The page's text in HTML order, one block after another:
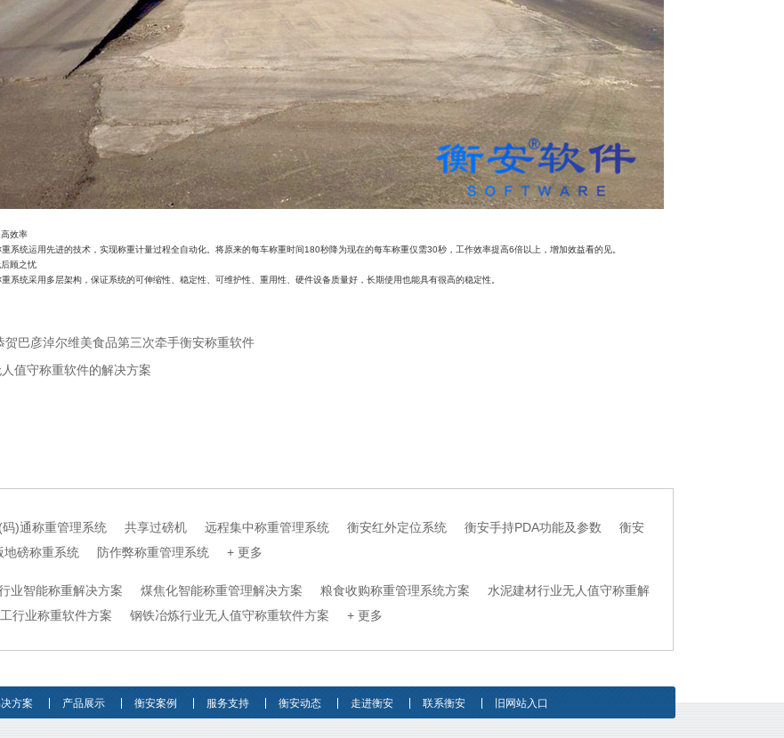
效率
系统运用先进的技术，实现称重计量过程全自动化。将原来的每车称重时间180秒降为现在的每车称重仅需30秒，工作效率提高6倍以上，增加效益看的见。
顾之忧
系统采用多层架构，保证系统的可伸缩性、稳定性、可维护性、重用性、硬件设备质量好，长期使用也能具有很高的稳定性。
贺巴彦淖尔维美食品第三次牵手衡安称重软件
值守称重软件的解决方案
)通称重管理系统 共享过磅机 远程集中称重管理系统 衡安红外定位系统 衡安手持PDA功能及参数
衡安
地磅称重系统 防作弊称重管理系统 + 更多
业智能称重解决方案 煤焦化智能称重管理解决方案 粮食收购称重管理系统方案
水泥建材行业无人值守称重解
行业称重软件方案 钢铁冶炼行业无人值守称重软件方案 + 更多
方案 产品展示 衡安案例 服务支持 衡安动态 走进衡安 联系衡安 旧网站入口